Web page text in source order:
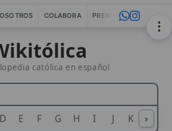
COLABORA PRENSA WEBMASTERS
católica en español
E F G H I J K L M
›